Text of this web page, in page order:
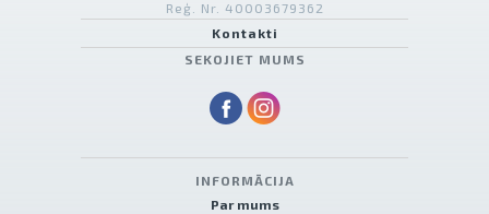
Reģ. Nr. 40003679362
Kontakti
SEKOJIET MUMS
INFORMĀCIJA
Par mums